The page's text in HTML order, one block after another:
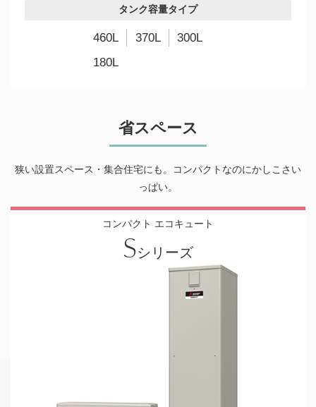
タンク容量タイプ
460L 370L
300L
180L
省スペース
狭い設置スペース・集合住宅にも。コンパクトなのにかしこさい
っぱい。
コンパクト エコキュート
Sシリーズ